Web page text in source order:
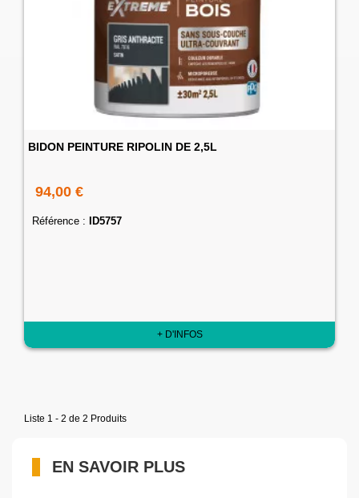
BIDON PEINTURE RIPOLIN DE 2,5L
94,00 €
Référence : ID5757
+ D'INFOS
Liste 1 - 2 de 2 Produits
EN SAVOIR PLUS